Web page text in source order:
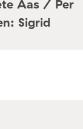
Aas / Per
Sigrid